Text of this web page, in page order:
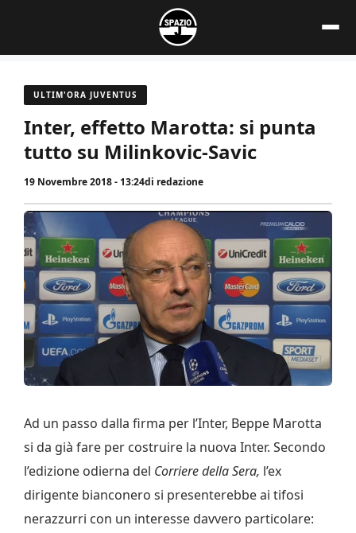
contenuto
ULTIM'ORA JUVENTUS
Inter, effetto Marotta: si punta
tutto su Milinkovic-Savic
19 Novembre 2018 - 13:24di redazione
Ad un passo dalla firma per l’Inter, Beppe Marotta
si da già fare per costruire la nuova Inter. Secondo
l’edizione odierna del Corriere della Sera, l’ex
dirigente bianconero si presenterebbe ai tifosi
nerazzurri con un interesse davvero particolare: